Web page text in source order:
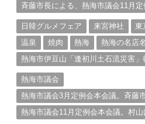
斉藤市長による、熱海市議会11月
日韓グルメフェア
来宮神社 東
温泉
焼肉 熱海
熱海の名店
熱海市伊豆山「逢初川土石流災害
熱海市議会
熱海市議会3月定例会本会議。斉藤
熱海市議会11月定例会本会議。村